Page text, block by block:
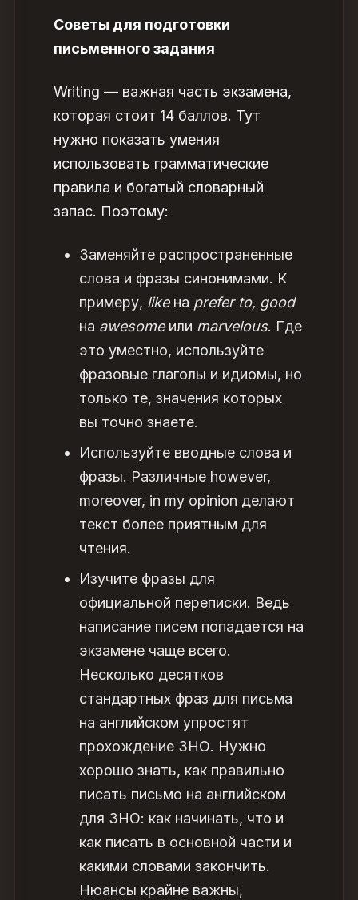
Советы для подготовки
письменного задания
Writing — важная часть экзамена,
которая стоит 14 баллов. Тут
нужно показать умения
использовать грамматические
правила и богатый словарный
запас. Поэтому:
Заменяйте распространенные
слова и фразы синонимами. К
примеру, like на prefer to, good
на awesome или marvelous. Где
это уместно, используйте
фразовые глаголы и идиомы, но
только те, значения которых
вы точно знаете.
Используйте вводные слова и
фразы. Различные however,
moreover, in my opinion делают
текст более приятным для
чтения.
Изучите фразы для
официальной переписки. Ведь
написание писем попадается на
экзамене чаще всего.
Несколько десятков
стандартных фраз для письма
на английскомупростят
прохождение ЗНО. Нужно
хорошо знать, как правильно
писать письмо на английском
для ЗНО: как начинать, что и
как писать в основной части и
какими словами закончить.
Нюансы крайне важны,